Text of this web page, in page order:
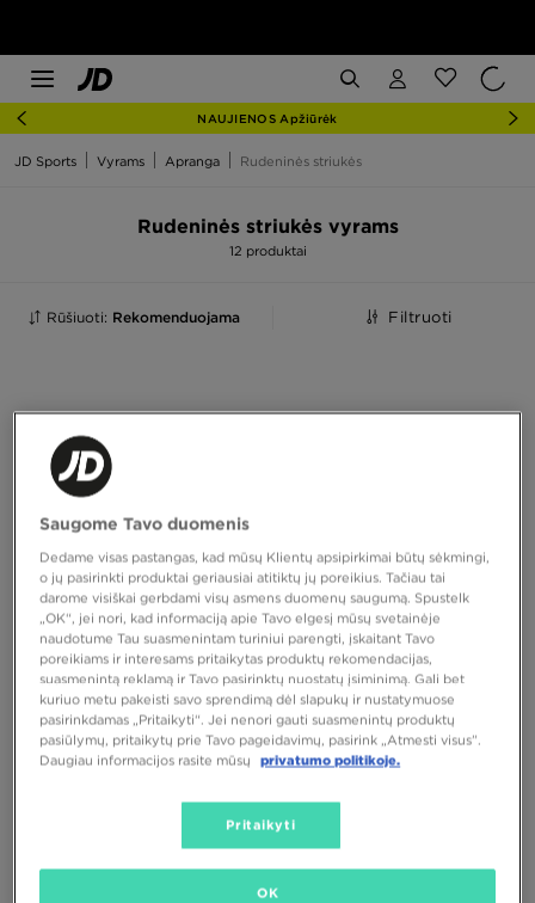
NAUJIENOS Apžiūrėk
JD Sports Vyrams Apranga Rudeninės striukės
Rudeninės striukės vyrams
12 produktai
Rūšiuoti: Rekomenduojama Filtruoti
TIK
THE NORTH FACE STRIUKĖ OST BLK
120,00 €
PUIKUS PASIŪLYMAS
NEW ERA STRIUKĖ MLB COACHES
80,00 €
140,00 €
92,00 € – žemiausia kaina
Saugome Tavo duomenis
Dedame visas pastangas, kad mūsų Klientų apsipirkimai būtų sėkmingi,
o jų pasirinkti produktai geriausiai atitiktų jų poreikius. Tačiau tai
darome visiškai gerbdami visų asmens duomenų saugumą. Spustelk
„OK“, jei nori, kad informaciją apie Tavo elgesį mūsų svetainėje
naudotume Tau suasmenintam turiniui parengti, įskaitant Tavo
poreikiams ir interesams pritaikytas produktų rekomendacijas,
suasmenintą reklamą ir Tavo pasirinktų nuostatų įsiminimą. Gali bet
kuriuo metu pakeisti savo sprendimą dėl slapukų ir nustatymuose
pasirinkdamas „Pritaikyti“. Jei nenori gauti suasmenintų produktų
pasiūlymų, pritaikytų prie Tavo pageidavimų, pasirink „Atmesti visus”.
Daugiau informacijos rasite mūsų
privatumo politikoje.
Pritaikyti
OK